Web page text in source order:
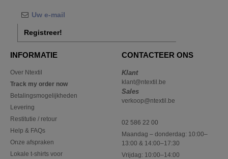
Registreer!
INFORMATIE
Over Ntextil
Track my order now
Betalingsmogelijkheden
Levering
Restitutie / retour
Help & FAQs
Onze afspraken
Lokale t-shirts voor
CONTACTEER ONS
Klant
klant@ntextil.be
Sales
verkoop@ntextil.be
02 586 22 00
Maandag – donderdag: 10:00–
13:00 & 14:00–17:30
Vrijdag: 10:00–14:00